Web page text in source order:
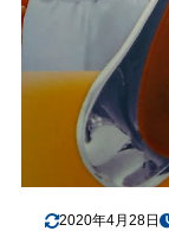
2020年4月28日